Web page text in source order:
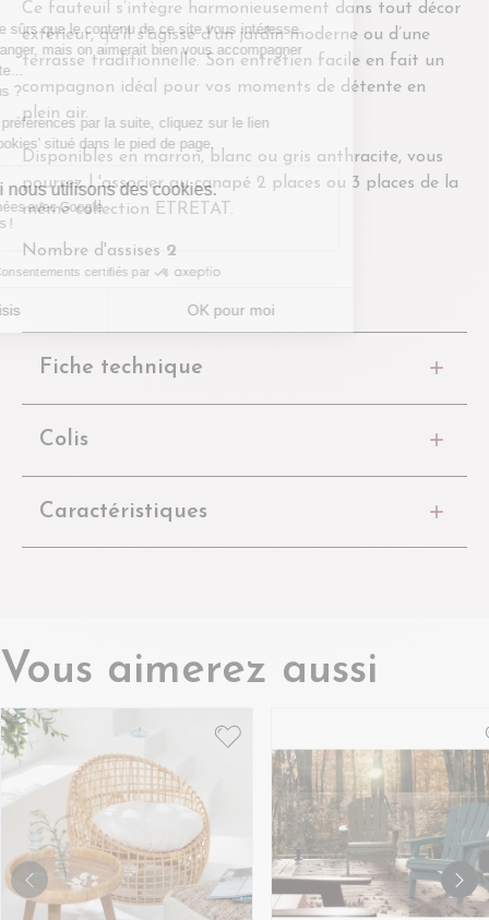
Ce fauteuil s’intègre harmonieusement dans tout décor
extérieur, qu’il s’agisse d’un jardin moderne ou d’une
terrasse traditionnelle. Son entretien facile en fait un
compagnon idéal pour vos moments de détente en
plein air.
Disponibles en marron, blanc ou gris anthracite, vous
pourrez l 'associer au canapé 2 places ou 3 places de la
même collection ETRETAT.
Nombre d'assises 2
Fiche technique
Colis
Caractéristiques
Vous aimerez aussi